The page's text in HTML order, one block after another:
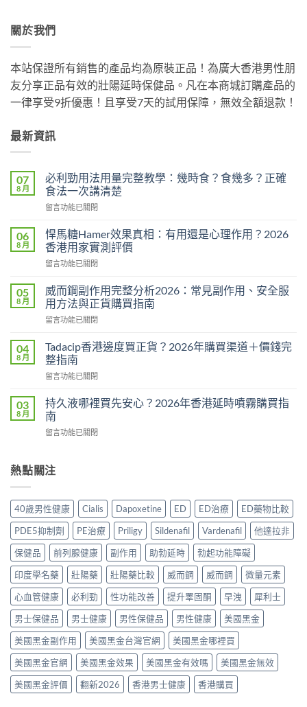
關於我們
本站保證所有銷售的產品均為原裝正品！為廣大香港男性朋
友分享正品有效的壯陽延時保健品。凡在本商城訂購產品的
一律享受9折優惠！且享受7天的試用保障，無效全額退款！
最新資訊
07
8 月
必利勁用法用量完整教學：幾時食？食幾多？正確
食法一次講清楚
在
利
勁
用
法
量
完
整
教
幾
時
食
多？
正
確
一
次
清
楚〉
中
留言功能已關閉
06
8 月
悍馬糖Hamer效果真相：有用還是心理作用？2026
香港用家實測評價
在
馬
糖
Hamer
效
真
相：
用
是
心
作
香
家
實
測
評
價〉
中
留言功能已關閉
05
8 月
威而鋼副作用完整分析2026：常見副作用、安全服
用方法與正貨購買指南
在
而
鋼
副
作
完
整
分
析
見
用、
安
全
服
方
法
與
正
貨
購
買
指
南〉
中
留言功能已關閉
04
8 月
Tadacip香港邊度買正貨？2026年購買渠道＋價錢完
整指南
在
香
港
邊
度
貨？
購
買
渠
道
價
錢
完
整
指
南〉
中
留言功能已關閉
03
8 月
持久液哪裡買先安心？2026年香港延時噴霧購買指
南
在
液
哪
買
先
安
心？
2026
年
香
港
延
時
噴
霧
購
買
指
南〉
中
留言功能已關閉
熱點關注
40歲男性健康 Cialis Dapoxetine ED ED治療
ED藥物比較
PDE5抑制劑
PE治療 Priligy Sildenafil Vardenafil
他達拉非
保健品
前列腺健康 副作用 助勃延時
勃起功能障礙
印度學名藥
壯陽藥 壯陽藥比較 威而鋼 威而鋼
微量元素
心血管健康
必利勁 性功能改善 提升睪固酮 早洩
犀利士
男士保健品
男士健康 男性保健品 男性健康
美國黑金
美國黑金副作用
美國黑金台灣官網
美國黑金哪裡買
美國黑金官網
美國黑金效果 美國黑金有效嗎
美國黑金無效
美國黑金評價
翻新2026 香港男士健康 香港購買